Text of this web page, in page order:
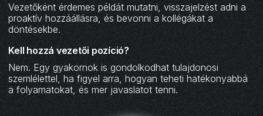
Vezetőként érdemes példát mutatni, visszajelzést adni a
proaktív hozzáállásra, és bevonni a kollégákat a
döntésekbe.
Kell hozzá vezetői pozíció?
Nem. Egy gyakornok is gondolkodhat tulajdonosi
szemlélettel, ha figyel arra, hogyan teheti hatékonyabbá
a folyamatokat, és mer javaslatot tenni.‍